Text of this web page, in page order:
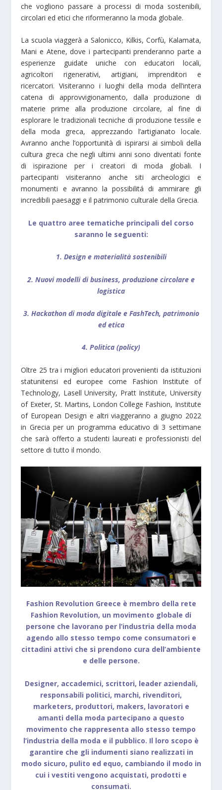
che vogliono passare a processi di moda sostenibili,
circolari ed etici che riformeranno la moda globale.
La scuola viaggerà a Salonicco, Kilkis, Corfù, Kalamata,
Mani e Atene, dove i partecipanti prenderanno parte a
esperienze guidate uniche con educatori locali,
agricoltori rigenerativi, artigiani, imprenditori e
ricercatori. Visiteranno i luoghi della moda dell’intera
catena di approvvigionamento, dalla produzione di
materie prime alla produzione circolare, al fine di
esplorare le tradizionali tecniche di produzione tessile e
della moda greca, apprezzando l’artigianato locale.
Avranno anche l’opportunità di ispirarsi ai simboli della
cultura greca che negli ultimi anni sono diventati fonte
di ispirazione per i creatori di moda globali. I
partecipanti visiteranno anche siti archeologici e
monumenti e avranno la possibilitá di ammirare gli
incredibili paesaggi e il patrimonio culturale della Grecia.
Le quattro aree tematiche principali del corso
saranno le seguenti:
1. Design e materialità sostenibili
2. Nuovi modelli di business, produzione circolare e
logistica
3. Hackathon di moda digitale e FashTech, patrimonio
ed etica
4. Politica (policy)
Oltre 25 tra i migliori educatori provenienti da istituzioni
statunitensi ed europee come Fashion Institute of
Technology, Lasell University, Pratt Institute, University
of Exeter, St. Martins, London College Fashion, Institute
of European Design e altri viaggeranno a giugno 2022
in Grecia per un programma educativo di 3 settimane
che sarà offerto a studenti laureati e professionisti del
settore di tutto il mondo.
Fashion Revolution Greece è membro della rete
Fashion Revolution, un movimento globale di
persone che lavorano per l’industria della moda
agendo allo stesso tempo come consumatori e
cittadini attivi che si prendono cura dell’ambiente
e delle persone.
Designer, accademici, scrittori, leader aziendali,
responsabili politici, marchi, rivenditori,
marketers, produttori, makers, lavoratori e
amanti della moda partecipano a questo
movimento che rappresenta allo stesso tempo
l’industria della moda e il pubblico. Il loro scopo è
garantire che gli indumenti siano realizzati in
modo sicuro, pulito ed equo, cambiando il modo in
cui i vestiti vengono acquistati, prodotti e
consumati.